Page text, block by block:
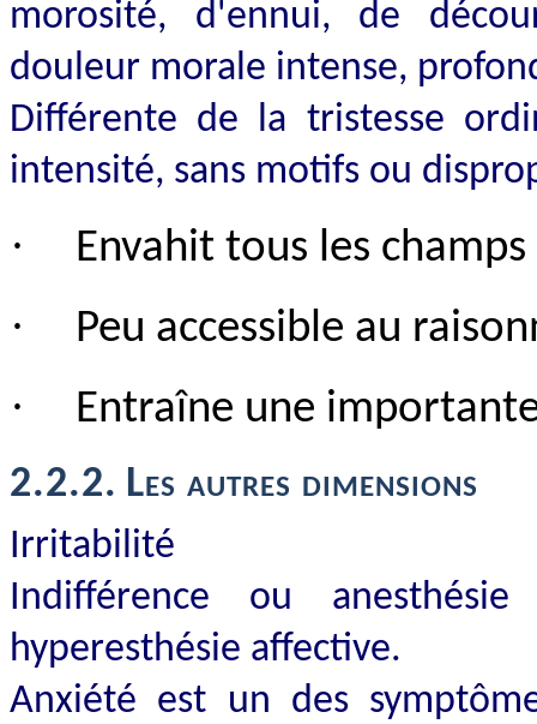
morosité, d'ennui, de
douleur morale intense,
Différente de la tristesse
intensité, sans motifs ou
· Envahit tous les
· Peu accessible au
· Entraîne une
2.2.2. Les autres dimensions
Irritabilité
Indifférence ou
hyperesthésie affective.
Anxiété est un des